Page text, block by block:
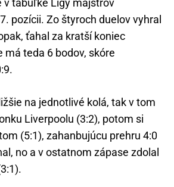
v tabuľke Ligy majstrov
pozícii. Zo štyroch duelov vyhral
ťahal za kratší koniec
má teda 6 bodov, skóre
na jednotlivé kolá, tak v tom
Liverpoolu (3:2), potom si
(5:1), zahanbujúcu prehru 4:0
no a v ostatnom zápase zdolal